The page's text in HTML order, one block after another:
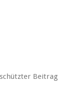
Beitrag